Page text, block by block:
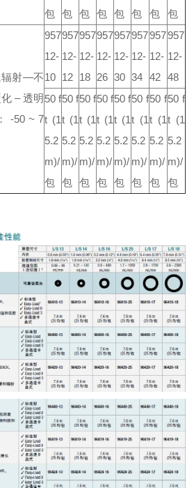
包 包 包 包 包 包
包
包
辐射—不
– 透明
-50 ~ 7
957
12-
10
957
12-
12
957
12-
18
957
12-
26
957
12-
30
957
12-
34
957
12-
42
957
12-
48
50 f
t (1
5.2
m)/
包
50 f
t (1
5.2
m)/
包
50 f
t (1
5.2
m)/
包
50 f
t (1
5.2
m)/
包
50 f
t (1
5.2
m)/
包
50 f
t (1
5.2
m)/
包
50 f
t (1
5.2
m)/
包
50 f
t (1
5.2
m)/
包